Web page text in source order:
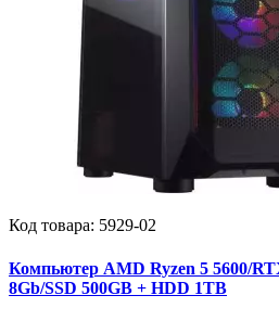
Код товара: 5929-02
Компьютер AMD Ryzen 5 5600/
8Gb/SSD 500GB + HDD 1TB